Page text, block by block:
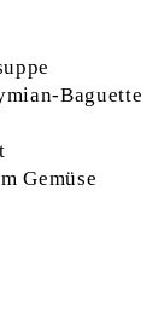
Baguette
Gemüse